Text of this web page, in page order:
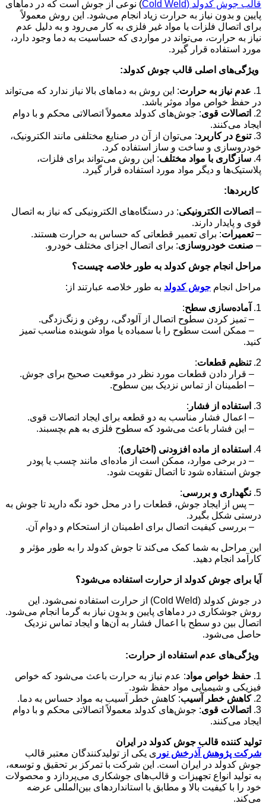
قالب جوش کدولد (Cold Weld
) نوعی از جوش است که در دماهای
پایین و بدون نیاز به حرارت زیاد انجام می‌شود. این روش معمولاً
برای اتصال فلزات یا مواد غیر فلزی به کار می‌رود و به دلیل عدم
نیاز به حرارت، می‌تواند در مواردی که حساسیت به دما وجود دارد،
مورد استفاده قرار گیرد.
ویژگی‌های اصلی قالب جوش کدولد:
1. عدم نیاز به حرارت: این روش به دماهای بالا نیاز ندارد که می‌تواند
در حفظ خواص مواد موثر باشد.
2.
اتصالات قوی: جوش‌های کدولد معمولاً اتصالاتی محکم و با دوام
ایجاد می‌کنند.
3. تنوع در کاربرد: می‌توان از آن در صنایع مختلفی مانند الکترونیک،
خودروسازی و ساخت و ساز استفاده کرد.
4. سازگاری با مواد مختلف: این روش می‌تواند برای فلزات،
پلاستیک‌ها و دیگر مواد مورد استفاده قرار گیرد.
کاربردها:
– اتصالات الکترونیکی: در دستگاه‌های الکترونیکی که نیاز به اتصال
قوی و پایدار دارند.
–تعمیرات: برای تعمیر قطعاتی که حساس به حرارت هستند.
– صنعت خودروسازی: برای اتصال اجزای مختلف خودرو.
مراحل انجام جوش کدولد به طور خلاصه چیست؟
مراحل انجام جوش کدولد به طور خلاصه عبارتند از:
1. آماده‌سازی سطح:
– تمیز کردن سطوح اتصال از آلودگی، روغن و زنگ‌زدگی.
– ممکن است سطوح را با سمباده یا مواد شوینده مناسب تمیز
کنید.
2. تنظیم قطعات:
– قرار دادن قطعات مورد نظر در موقعیت صحیح برای جوش.
– اطمینان از تماس نزدیک بین سطوح.
3. استفاده از فشار :
– اعمال فشار مناسب به دو قطعه برای ایجاد اتصالات قوی.
– این فشار باعث می‌شود که سطوح فلزی به هم بچسبند.
4. استفاده از ماده افزودنی (اختیاری):
– در برخی موارد، ممکن است از ماده‌ای مانند چسب یا پودر
جوش استفاده شود تا اتصال تقویت شود.
5. نگهداری و بررسی:
– پس از ایجاد جوش، قطعات را در محل خود نگه دارید تا جوش به
درستی شکل بگیرد.
– بررسی کیفیت اتصال برای اطمینان از استحکام و دوام آن.
این مراحل به شما کمک می‌کند تا جوش کدولد را به طور مؤثر و
کارآمد انجام دهید.
آیا برای جوش کدولد از حرارت استفاده می‌شود؟
در جوش کدولد (Cold Weld) از حرارت استفاده نمی‌شود. این
روش جوشکاری در دماهای پایین و بدون نیاز به گرما انجام می‌شود.
اتصال بین دو سطح با اعمال فشار به آن‌ها و ایجاد تماس نزدیک
حاصل می‌شود.
ویژگی‌های عدم استفاده از حرارت:
1. حفظ خواص مواد: عدم نیاز به حرارت باعث می‌شود که خواص
فیزیکی و شیمیایی مواد حفظ شود.
2. کاهش خطر آسیب: کاهش خطر آسیب به مواد حساس به دما.
3.
اتصالات قوی: جوش‌های کدولد معمولاً اتصالاتی محکم و با دوام
ایجاد می‌کنند.
تولید کننده قالب جوش کدولد در ایران
شرکت پژوهش آذرخش نور ی یکی از تولیدکنندگان معتبر قالب
جوش کدولد در ایران است. این شرکت با تمرکز بر تحقیق و توسعه،
به تولید انواع تجهیزات و قالب‌های جوشکاری می‌پردازد و محصولات
خود را با کیفیت بالا و مطابق با استانداردهای بین‌المللی عرضه
می‌کند.